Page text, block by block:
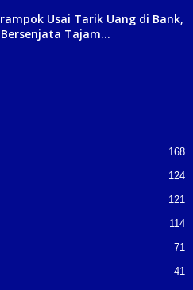
Usai Tarik Uang di Bank,
Tajam...
168
124
121
114
71
41